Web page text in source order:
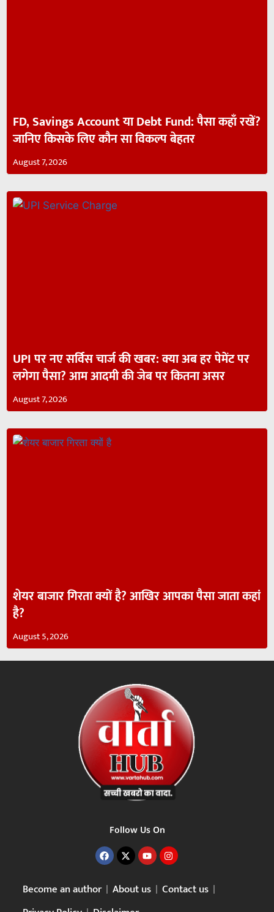
FD, Savings Account या Debt Fund: पैसा कहाँ रखें?
जानिए किसके लिए कौन सा विकल्प बेहतर
August 7, 2026
UPI पर नए सर्विस चार्ज की खबर: क्या अब हर पेमेंट पर
लगेगा पैसा? आम आदमी की जेब पर कितना असर
August 7, 2026
शेयर बाजार गिरता क्यों है? आखिर आपका पैसा जाता कहां
है?
August 5, 2026
Follow Us On
Become an author About us
Contact us